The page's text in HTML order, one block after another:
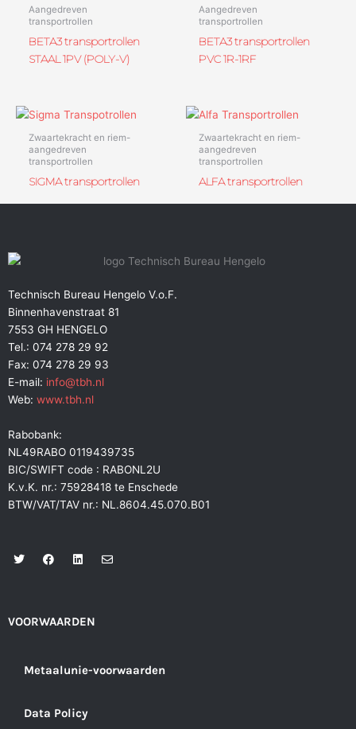
Aangedreven
transportrollen
BETA3 transportrollen
STAAL 1PV (POLY-V)
Aangedreven
transportrollen
BETA3 transportrollen
PVC 1R-1RF
Zwaartekracht en riem-
aangedreven
transportrollen
SIGMA transportrollen
Zwaartekracht en riem-
aangedreven
transportrollen
ALFA transportrollen
Technisch Bureau Hengelo V.o.F.
Binnenhavenstraat 81
7553 GH HENGELO
Tel.: 074 278 29 92
Fax: 074 278 29 93
E-mail: info@tbh.nl
Web: www.tbh.nl
Rabobank:
NL49RABO 0119439735
BIC/SWIFT code : RABONL2U
K.v.K. nr.: 75928418 te Enschede
BTW/VAT/TAV nr.: NL.8604.45.070.B01
T
w
r
F
a
o
L
i
i
E
n
VOORWAARDEN
Metaalunie-voorwaarden
Data Policy